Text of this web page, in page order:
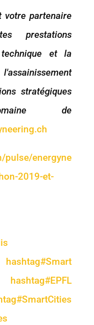
votre partenaire
prestations
et la
stratégiques
de
pulse/energyne
2019-et-
hashtag#Smart
hashtag#EPFL
#SmartCities